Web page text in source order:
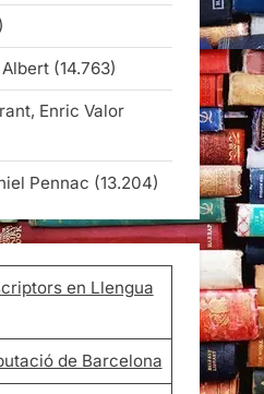
(14.763)
Enric Valor
Pennac (13.204)
en Llengua
de Barcelona